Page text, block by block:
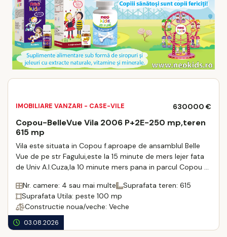
03.08.2026
IMOBILIARE VANZARI - CASE-VILE 630000 €
Copou-BelleVue Vila 2006 P+2E-250 mp,teren
615 mp
Vila este situata in Copou f.aproape de ansamblul Belle
Vue de pe str Fagului,este la 15 minute de mers lejer fata
de Univ A.I.Cuza,la 10 minute mers pana in parcul Copou si
Nr. camere: 4 sau mai multe
Suprafata teren: 615
Suprafata Utila: peste 100 mp
Constructie noua/veche: Veche